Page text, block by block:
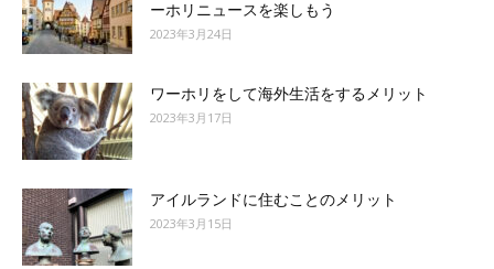
ーホリニュースを楽しもう
2023年3月24日
ワーホリをして海外生活をするメリット
2023年3月17日
アイルランドに住むことのメリット
2023年3月15日